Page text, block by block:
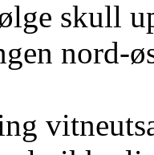
skull
nord-